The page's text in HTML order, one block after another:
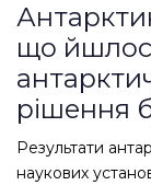
що
рішення
Результати
наукових